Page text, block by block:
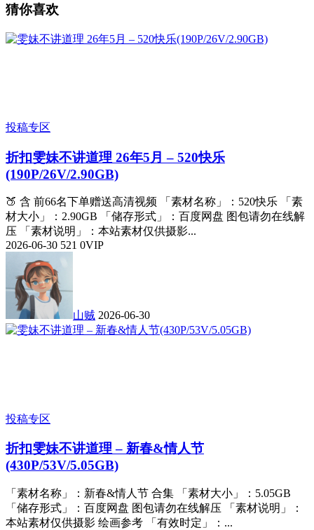
猜你喜欢
投稿专区
折扣雯妹不讲道理 26年5月 – 520快乐
(190P/26V/2.90GB)
🍑 含 前66名下单赠送高清视频 「素材名称」：520快乐 「素
材大小」：2.90GB 「储存形式」：百度网盘 图包请勿在线解
压 「素材说明」：本站素材仅供摄影...
2026-06-30 521 0VIP
山贼 2026-06-30
投稿专区
折扣雯妹不讲道理 – 新春&情人节
(430P/53V/5.05GB)
「素材名称」：新春&情人节 合集 「素材大小」：5.05GB
「储存形式」：百度网盘 图包请勿在线解压 「素材说明」：
本站素材仅供摄影 绘画参考 「有效时定」：...